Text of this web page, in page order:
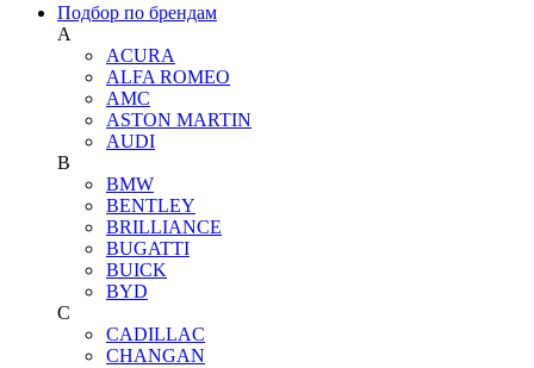
Подбор по брендам
A
ACURA
ALFA ROMEO
AMC
ASTON MARTIN
AUDI
B
BMW
BENTLEY
BRILLIANCE
BUGATTI
BUICK
BYD
C
CADILLAC
CHANGAN